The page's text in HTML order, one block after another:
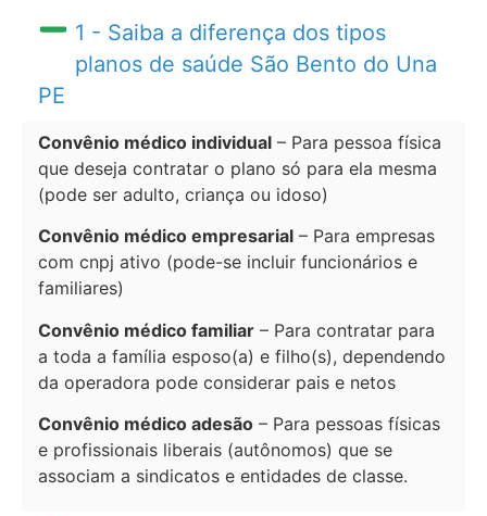
1 - Saiba a diferença dos tipos
planos de saúde São Bento do Una
PE
Convênio médico individual – Para pessoa física
que deseja contratar o plano só para ela mesma
(pode ser adulto, criança ou idoso)
Convênio médico empresarial – Para empresas
com cnpj ativo (pode-se incluir funcionários e
familiares)
Convênio médico familiar – Para contratar para
a toda a família esposo(a) e filho(s), dependendo
da operadora pode considerar pais e netos
Convênio médico adesão – Para pessoas físicas
e profissionais liberais (autônomos) que se
associam a sindicatos e entidades de classe.